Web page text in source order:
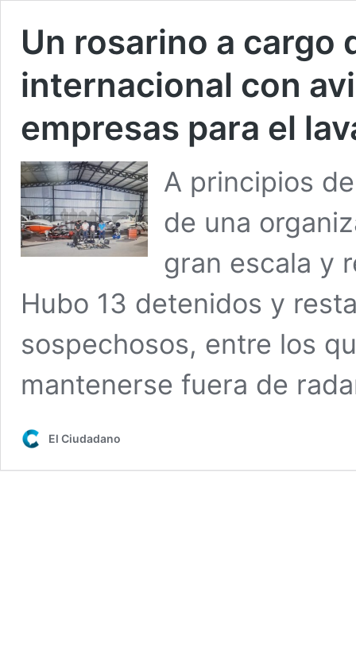
Un rosarino a cargo
internacional con
empresas para el
A principios
de una
gran escala y
Hubo 13 detenidos y
sospechosos, entre los
mantenerse fuera de
El Ciudadano